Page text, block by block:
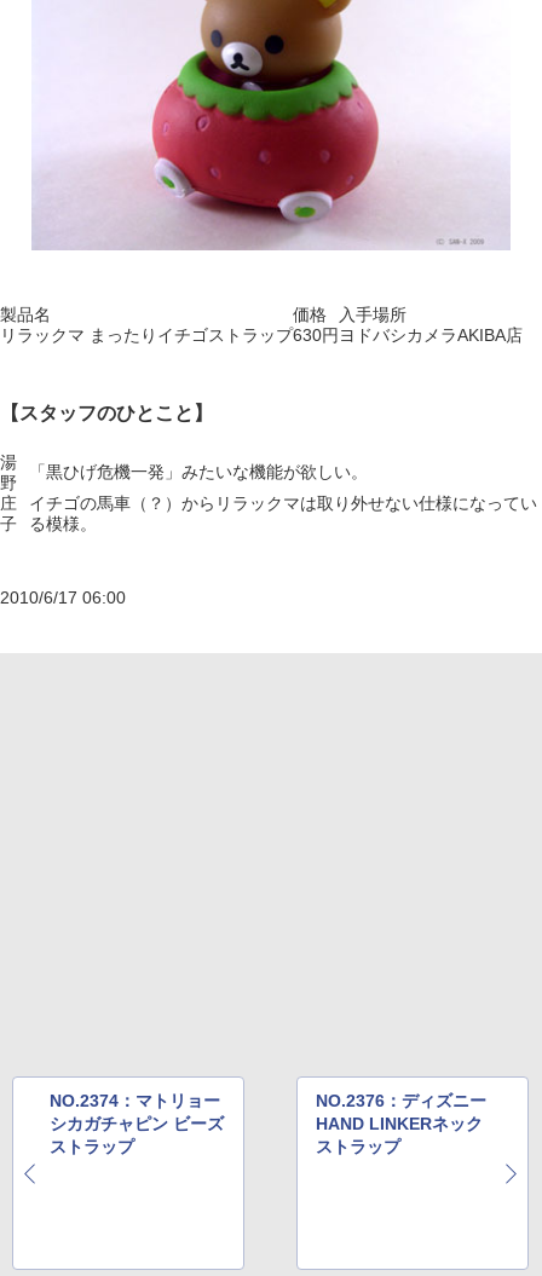
製品名 価格
入手場所
リラックマ まったりイチゴストラップ630円 ヨドバシカメラAKIBA店
【スタッフのひとこと】
湯
野
「黒ひげ危機一発」みたいな機能が欲しい。
庄
子
イチゴの馬車（？）からリラックマは取り外せない仕様になってい
る模様。
2010/6/17 06:00
NO.2374：マトリョー
シカガチャピン ビーズ
ストラップ
NO.2376：ディズニー
HAND LINKERネック
ストラップ